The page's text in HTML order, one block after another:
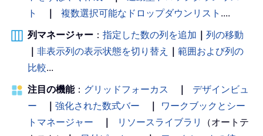
ト
｜ 複数選択可能なドロップダウンリスト ....
列マネージャー ： 指定した数の列を追加 ｜ 列の移動
｜ 非表示列の表示状態を切り替え ｜ 範囲および列の
比較...
注目の機能： グリッドフォーカス ｜
デザインビュ
ー
｜ 強化された数式バー ｜
ワークブックとシー
トマネージャー
｜ リソースライブラリ
（オートテ